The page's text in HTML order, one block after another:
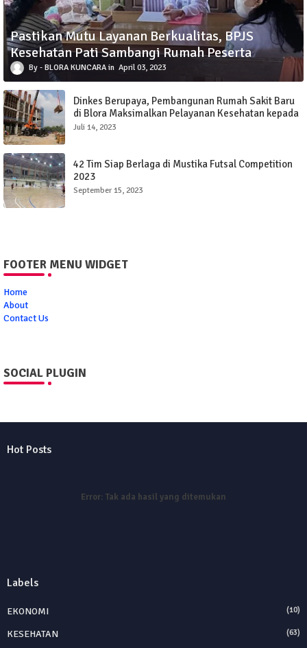
Pastikan Mutu Layanan Berkualitas, BPJS
Kesehatan Pati Sambangi Rumah Peserta
BLORA KUNCARA April 03, 2023
Dinkes Berupaya, Pembangunan Rumah Sakit Baru
di Blora Maksimalkan Pelayanan Kesehatan kepada
Masyarakat
Juli 14, 2023
42 Tim Siap Berlaga di Mustika Futsal Competition
2023
September 15, 2023
FOOTER MENU WIDGET
Home
About
Contact Us
SOCIAL PLUGIN
Hot Posts
Error: Tak ada hasil yang ditemukan
Labels
EKONOMI (10)
KESEHATAN (63)